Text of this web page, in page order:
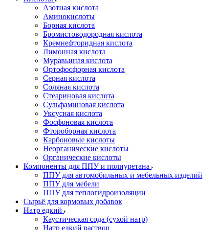
Азотная кислота
Аминокислоты
Борная кислота
Бромистоводородная кислота
Кремнефторидная кислота
Лимонная кислота
Муравьиная кислота
Ортофосфорная кислота
Серная кислота
Соляная кислота
Стеариновая кислота
Сульфаминовая кислота
Уксусная кислота
Фосфоновая кислота
Фтороборная кислота
Карбоновые кислоты
Неорганические кислоты
Органические кислоты
Компоненты для ППУ и полиуретана
ППУ для автомобильных и мебельных изделий
ППУ для мебели
ППУ для теплогидроизоляции
Сырьё для кормовых добавок
Натр едкий
Каустическая сода (сухой натр)
Натр едкий раствор